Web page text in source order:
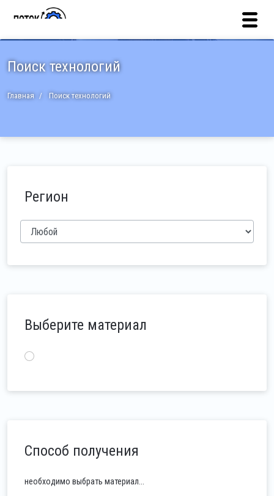
Поиск технологий
Главная Поиск технологий
Регион
Выберите материал
Способ получения
необходимо выбрать материал...